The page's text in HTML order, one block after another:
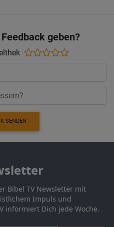
geben?
SENDEN
Bibel TV Newsletter mit
Impuls und
informiert Dich jede Woche.